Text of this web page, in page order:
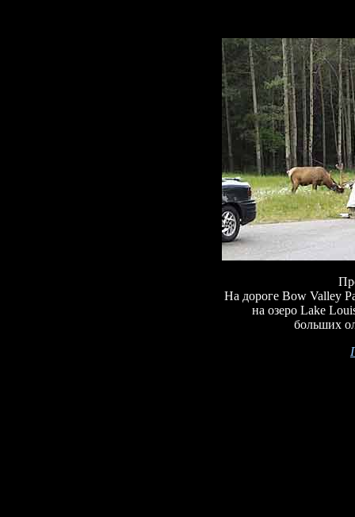
На дороге Bow Valley
на озеро Lake
больших